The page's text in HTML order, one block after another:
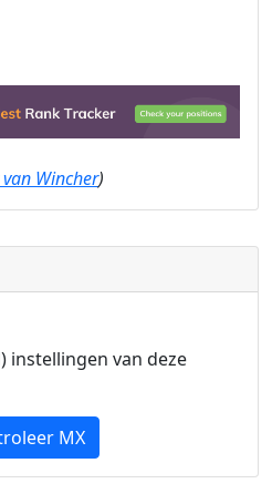
Wincher)
instellingen van deze
MX